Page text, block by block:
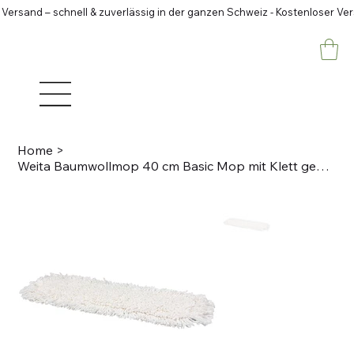
– schnell & zuverlässig in der ganzen Schweiz - Kostenloser
Home >
Weita Baumwollmop 40 cm Basic Mop mit Klett gewaschen